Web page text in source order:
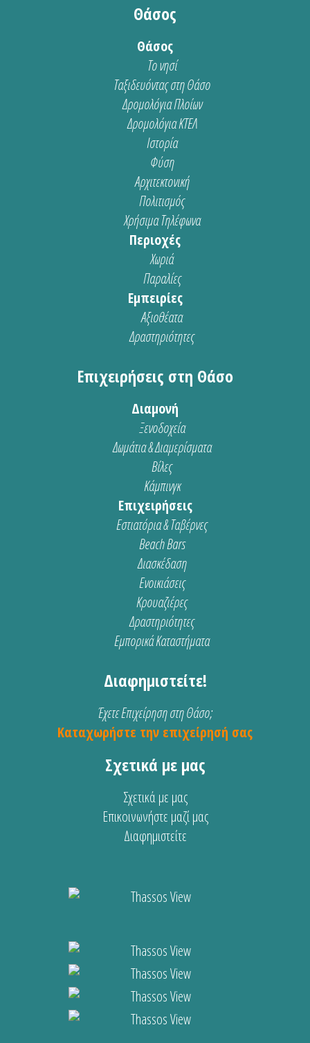
Θάσος
Θάσος
Το νησί
Ταξιδευόντας στη Θάσο
Δρομολόγια Πλοίων
Δρομολόγια ΚΤΕΛ
Ιστορία
Φύση
Αρχιτεκτονική
Πολιτισμός
Χρήσιμα Τηλέφωνα
Περιοχές
Χωριά
Παραλίες
Εμπειρίες
Αξιοθέατα
Δραστηριότητες
Επιχειρήσεις στη Θάσο
Διαμονή
Ξενοδοχεία
Δωμάτια & Διαμερίσματα
Βίλες
Κάμπινγκ
Επιχειρήσεις
Εστιατόρια & Ταβέρνες
Beach Bars
Διασκέδαση
Ενοικιάσεις
Κρουαζιέρες
Δραστηριότητες
Εμπορικά Καταστήματα
Διαφημιστείτε!
Έχετε Επιχείρηση στη Θάσο;
Καταχωρήστε την επιχείρησή σας
Σχετικά με μας
Σχετικά με μας
Επικοινωνήστε μαζί μας
Διαφημιστείτε